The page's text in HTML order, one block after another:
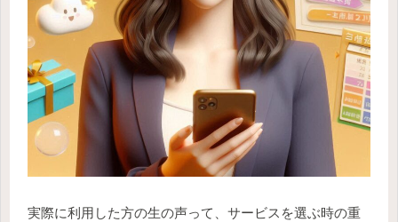
実際に利用した方の生の声って、サービスを選ぶ時の重